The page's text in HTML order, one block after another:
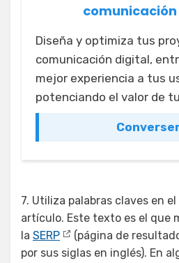
Diseña y optimiza tus
comunicación digital,
mejor experiencia a tus
potenciando el valor de
7. Utiliza palabras claves en
artículo. Este texto es el que
la SERP (página de
por sus siglas en inglés). En